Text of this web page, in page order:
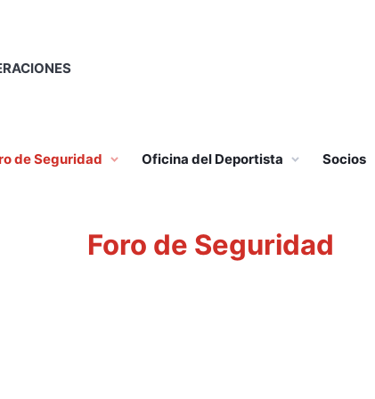
de Seguridad Oficina del Deportista Socios
Foro de Seguridad